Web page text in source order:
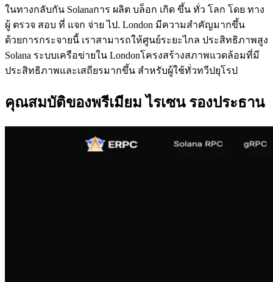
ในทางกลับกัน Solanaการ ผลิต บล็อก เกิด ขึ้น ทั่ว โลก โดย ทาง
ผู้ ตรวจ สอบ ที่ แจก จ่าย ไป. London มีความสําคัญมากขึ้น
ด้วยการกระจายนี้ เราสามารถให้ศูนย์ระยะไกล ประสิทธิภาพสูง
Solana ระบบเครือข่ายใน Londonโครงสร้างสภาพแวดล้อมที่มี
ประสิทธิภาพและเสถียรมากขึ้น สําหรับผู้ใช้ทั่วทวีปยุโรป
คุณสมบัติของพรีเมียม ไรเซน รองประธาน